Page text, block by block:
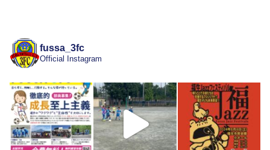
fussa_3fc
Official Instagram